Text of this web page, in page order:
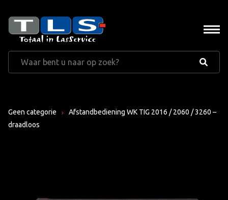
Geen categorie
Afstandbediening WK TIG 2016 / 2060 / 3260 –
draadloos